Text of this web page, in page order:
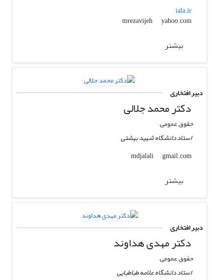
iala.ir
mrezavijeh
yahoo.com
بیشتر
دبیر افتخاری
دکتر محمد جلالی
حقوق عمومی
استاد دانشگاه شهید بهشتی
mdjalali
gmail.com
بیشتر
دبیر افتخاری
دکتر مهدی هداوند
حقوق عمومی
استاد دانشگاه علامه طباطبایی